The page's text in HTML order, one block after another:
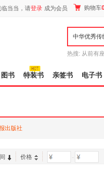
临当当，请登录 成为会员 购物车
热搜: 从前有
图书 特装书 亲签书 电子书
出版社
价格 -